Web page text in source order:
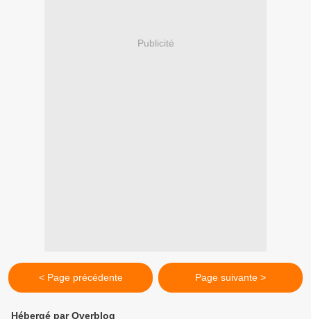
Publicité
< Page précédente Page suivante >
Hébergé par Overblog